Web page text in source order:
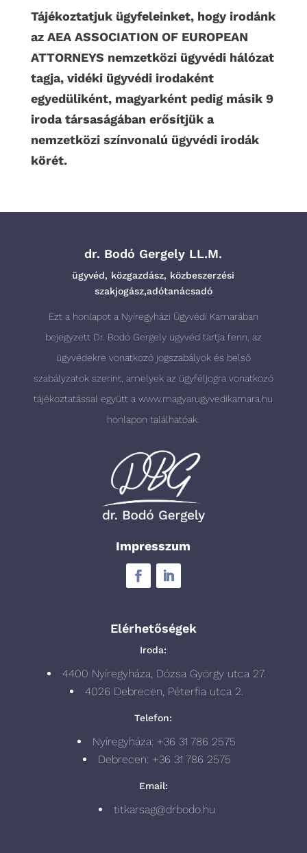
Tájékoztatjuk ügyfeleinket, hogy irodánk
az AEA ASSOCIATION OF EUROPEAN
ATTORNEYS nemzetközi ügyvédi hálózat
tagja, vidéki ügyvédi irodaként
egyedüliként, magyarként pedig másik 9
iroda társaságában erősítjük a
nemzetközi színvonalú ügyvédi irodák
körét.
dr. Bodó Gergely LL.M.
ügyvéd, közgazdász, közbeszerzési
szakjogász,adótanácsadó
Ezt a honlapot a Nyíregyházi Ügyvédi Kamarában
bejegyzett Dr. Bodó Gergely ügyvéd tartja fenn, az
ügyvédekre vonatkozó jogszabályok és belső
szabályzatok szerint, amelyek az ügyféljogra vonatkozó
tájékoztatással együtt awww.magyarugyvedikamara.hu
honlapon találhatóak.
Impresszum
Elérhetőségek
Iroda:
4400 Nyíregyháza, Dózsa György utca 27.
4026 Debrecen, Péterfia utca 2.
Telefon:
Nyíregyháza: +36 31 786 2575
Debrecen: +36 31 786 2575
Email:
titkarsag@drbodo.hu